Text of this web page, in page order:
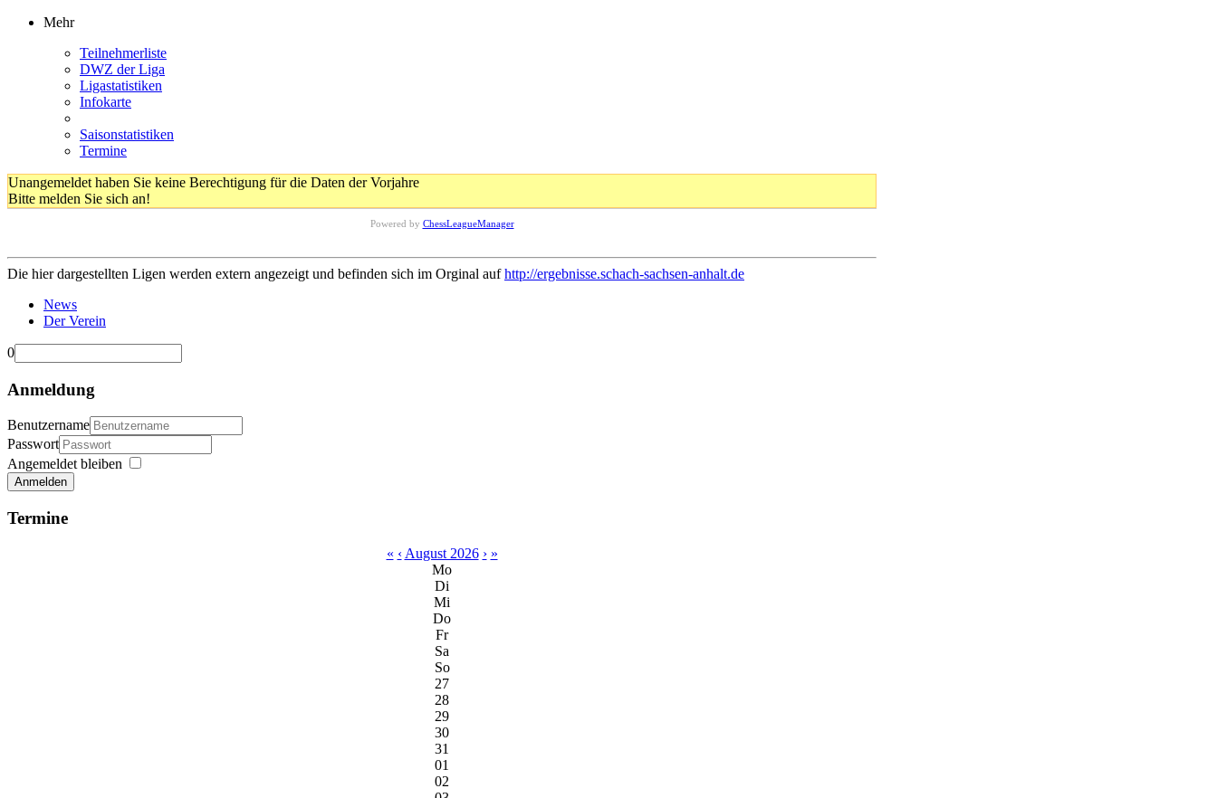
Mehr
Teilnehmerliste
DWZ der Liga
Ligastatistiken
Infokarte
Saisonstatistiken
Termine
Unangemeldet haben Sie keine Berechtigung für die Daten der Vorjahre
Bitte melden Sie sich an!
Powered by ChessLeagueManager
Die hier dargestellten Ligen werden extern angezeigt und befinden sich im Orginal aufhttp://ergebnisse.schach-sachsen-anhalt.de
News
Der Verein
0
Anmeldung
Benutzername
Passwort
Angemeldet bleiben
Anmelden
Termine
« ‹ August 2026 › »
Mo
Di
Mi
Do
Fr
Sa
So
27
28
29
30
31
01
02